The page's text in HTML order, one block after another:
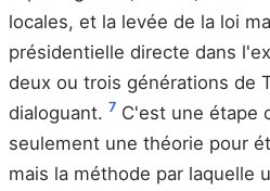
locales, et la levée de la loi
présidentielle directe dans
deux ou trois générations de
dialoguant. 7 C'est une étape
seulement une théorie pour
mais la méthode par laquelle